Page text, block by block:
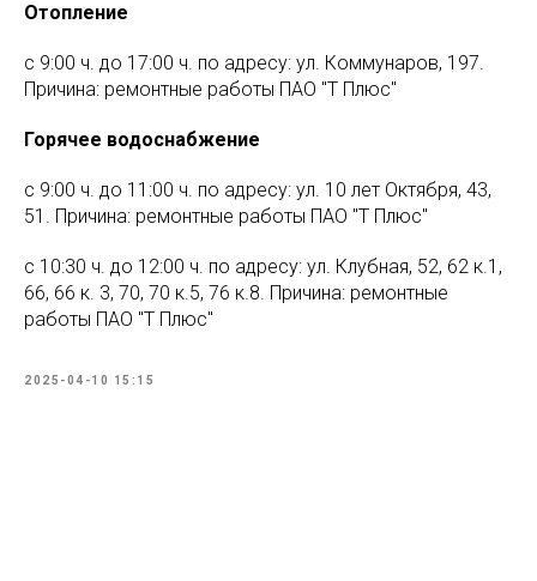
Отопление
с 9:00 ч. до 17:00 ч. по адресу: ул. Коммунаров, 197.
Причина: ремонтные работы ПАО "Т Плюс"
Горячее водоснабжение
с 9:00 ч. до 11:00 ч. по адресу: ул. 10 лет Октября, 43,
51. Причина: ремонтные работы ПАО "Т Плюс"
с 10:30 ч. до 12:00 ч. по адресу: ул. Клубная, 52, 62 к.1,
66, 66 к. 3, 70, 70 к.5, 76 к.8. Причина: ремонтные
работы ПАО "Т Плюс"
2025-04-10 15:15